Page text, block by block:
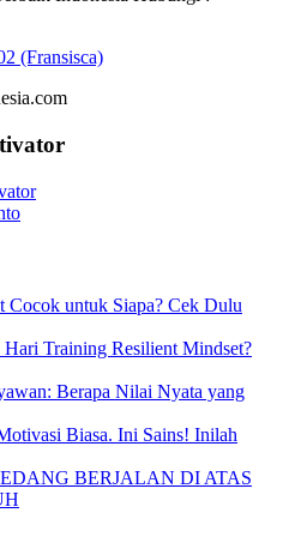
(Fransisca)
Cocok untuk Siapa? Cek Dulu
Training Resilient Mindset?
Berapa Nilai Nyata yang
Biasa. Ini Sains! Inilah
BERJALAN DI ATAS